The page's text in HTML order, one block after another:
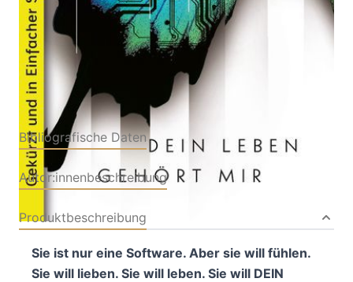
Verlag: Arena 15.09.2025
Buch 224 Seiten
Softcover
ISBN: 978-3-40151296-
Bibliografische Daten
Autor:innenbeschreibung
Produktbeschreibung
Sie ist nur eine Software. Aber sie will fühlen.
Sie will lieben. Sie will leben. Sie will DEIN